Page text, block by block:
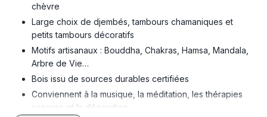
chèvre
Large choix de djembés, tambours chamaniques et
petits tambours décoratifs
Motifs artisanaux : Bouddha, Chakras, Hamsa, Mandala,
Arbre de Vie…
Bois issu de sources durables certifiées
Conviennent à la musique, la méditation, les thérapies
sonores et la décoration